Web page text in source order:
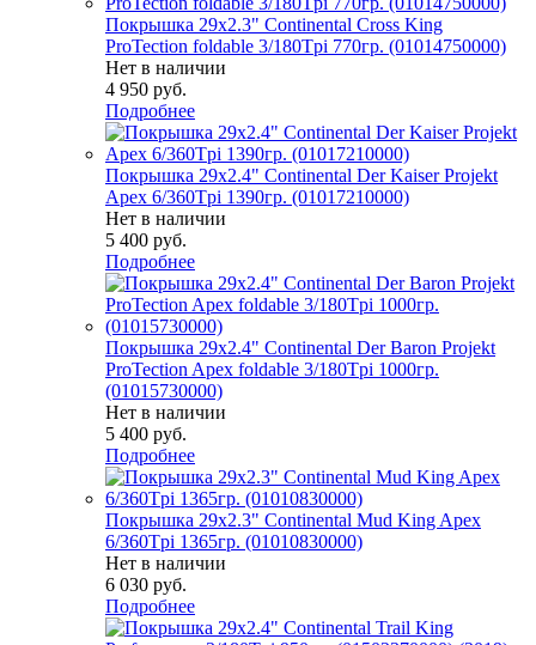
Покрышка 29x2.3" Continental Cross King
ProTection foldable 3/180Tpi 770гр. (01014750000)
Нет в наличии
4 950 руб.
Подробнее
Покрышка 29x2.4" Continental Der Kaiser Projekt
Apex 6/360Tpi 1390гр. (01017210000)
Нет в наличии
5 400 руб.
Подробнее
Покрышка 29x2.4" Continental Der Baron Projekt
ProTection Apex foldable 3/180Tpi 1000гр.
(01015730000)
Нет в наличии
5 400 руб.
Подробнее
Покрышка 29x2.3" Continental Mud King Apex
6/360Tpi 1365гр. (01010830000)
Нет в наличии
6 030 руб.
Подробнее